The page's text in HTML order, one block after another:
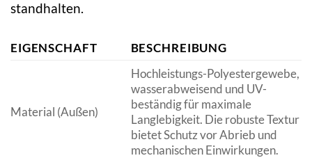
standhalten.
EIGENSCHAFT BESCHREIBUNG
Material (Außen)
Hochleistungs-Polyestergewebe,
wasserabweisend und UV-
beständig für maximale
Langlebigkeit. Die robuste Textur
bietet Schutz vor Abrieb und
mechanischen Einwirkungen.